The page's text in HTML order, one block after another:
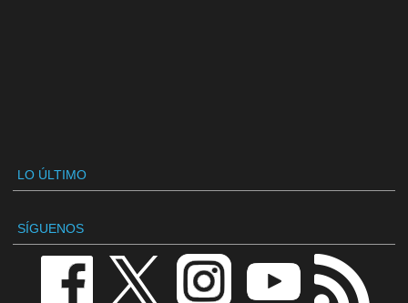
LO ÚLTIMO
SÍGUENOS